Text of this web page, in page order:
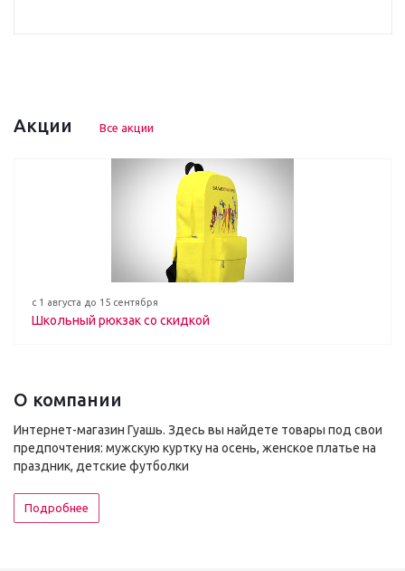
Акции Все акции
с 1 августа до 15 сентября
Школьный рюкзак со скидкой
О компании
Интернет-магазин Гуашь. Здесь вы найдете товары под свои
предпочтения: мужскую куртку на осень, женское платье на
праздник, детские футболки
Подробнее